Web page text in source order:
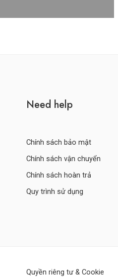
Need help
Chính sách bảo mật
Chính sách vận chuyển
Chính sách hoàn trả
Quy trình sử dụng
Quyền riêng tư & Cookie